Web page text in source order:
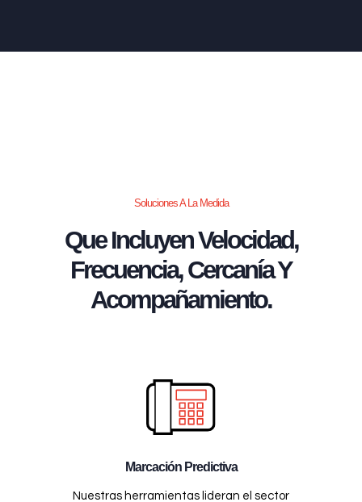
Soluciones A La Medida
Que Incluyen Velocidad,
Frecuencia, Cercanía Y
Acompañamiento.
Marcación Predictiva
Nuestras herramientas lideran el sector